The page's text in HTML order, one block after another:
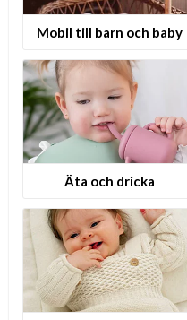
Mobil till barn och baby
Äta och dricka